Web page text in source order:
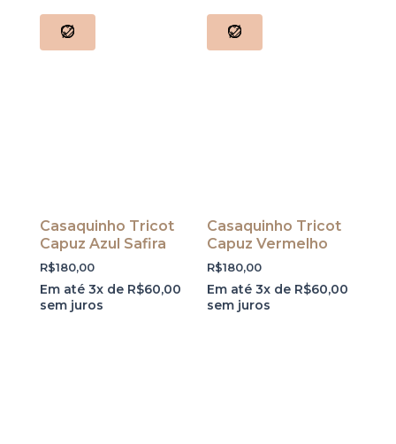
Casaquinho Tricot
Capuz Azul Safira
R$180,00
Em até 3x de R$60,00
sem juros
Casaquinho Tricot
Capuz Vermelho
R$180,00
Em até 3x de R$60,00
sem juros